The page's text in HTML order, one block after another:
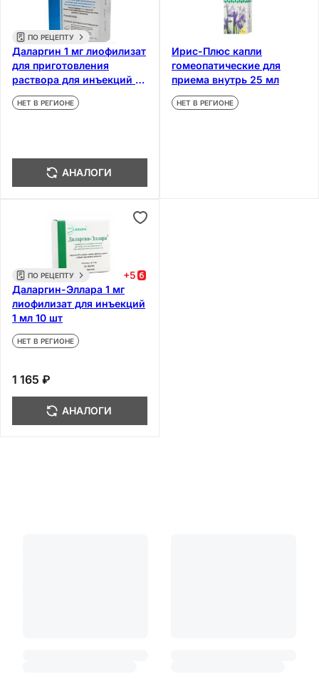
ПО РЕЦЕПТУ
Даларгин 1 мг лиофилизат
для приготовления
раствора для инъекций 10
шт
НЕТ В РЕГИОНЕ
АНАЛОГИ
Ирис-Плюс капли
гомеопатические для
приема внутрь 25 мл
НЕТ В РЕГИОНЕ
ПО РЕЦЕПТУ +5
Даларгин-Эллара 1 мг
лиофилизат для инъекций
1 мл 10 шт
НЕТ В РЕГИОНЕ
1 165 ₽
АНАЛОГИ